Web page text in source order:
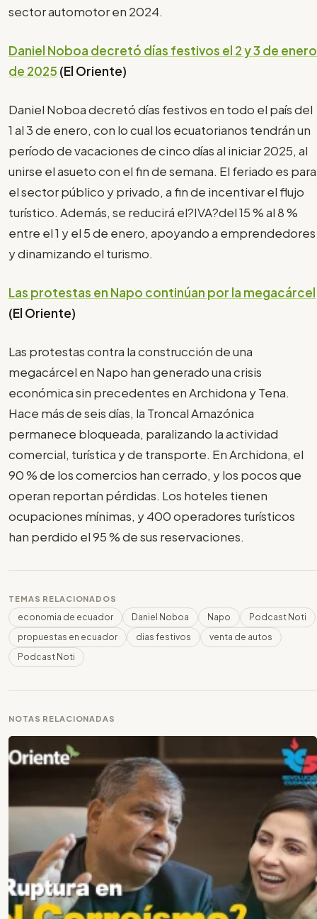
sector automotor en 2024.
Daniel Noboa decretó días festivos el 2 y 3 de enero
de 2025 (El Oriente)
Daniel Noboa decretó días festivos en todo el país del
1 al 3 de enero, con lo cual los ecuatorianos tendrán un
período de vacaciones de cinco días al iniciar 2025, al
unirse el asueto con el fin de semana. El feriado es para
el sector público y privado, a fin de incentivar el flujo
turístico. Además, se reducirá el?IVA?del 15 % al 8 %
entre el 1 y el 5 de enero, apoyando a emprendedores
y dinamizando el turismo.
Las protestas en Napo continúan por la megacárcel
(El Oriente)
Las protestas contra la construcción de una
megacárcel en Napo han generado una crisis
económica sin precedentes en Archidona y Tena.
Hace más de seis días, la Troncal Amazónica
permanece bloqueada, paralizando la actividad
comercial, turística y de transporte. En Archidona, el
90 % de los comercios han cerrado, y los pocos que
operan reportan pérdidas. Los hoteles tienen
ocupaciones mínimas, y 400 operadores turísticos
han perdido el 95 % de sus reservaciones.
TEMAS RELACIONADOS
economia de ecuador Daniel Noboa Napo
Podcast Noti
propuestas en ecuador
dias festivos
venta de autos
Podcast Noti
NOTAS RELACIONADAS